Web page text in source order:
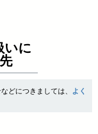
いに
どにつきましては、 よく